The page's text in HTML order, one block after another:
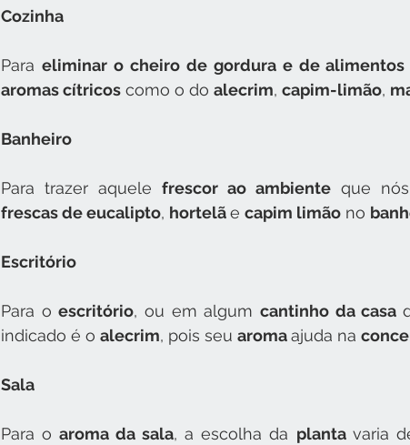
Cozinha
Para eliminar o cheiro de gordura e de alimentos
aromas cítricos como o do alecrim, capim-limão,
Banheiro
Para trazer aquele frescor ao ambiente que
frescas de eucalipto, hortelã e capim limão no
Escritório
Para o escritório, ou em algum cantinho da casa
indicado é o alecrim, pois seu aroma ajuda na
Sala
Para o aroma da sala, a escolha da planta varia